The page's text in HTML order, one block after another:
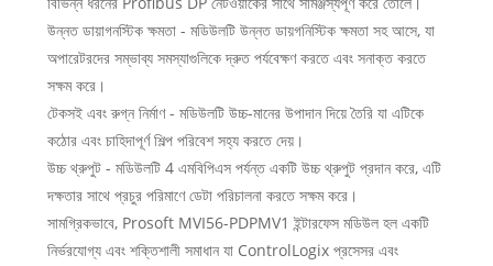
উন্নত ডায়াগনস্টিক ক্ষমতা - মডিউলটি উন্নত ডায়গনিস্টিক ক্ষমতা সহ আসে, যা
অপারেটরদের সম্ভাব্য সমস্যাগুলিকে দ্রুত পর্যবেক্ষণ করতে এবং সনাক্ত করতে
সক্ষম করে।
টেকসই এবং রুগ্ন নির্মাণ - মডিউলটি উচ্চ-মানের উপাদান দিয়ে তৈরি যা এটিকে
কঠোর এবং চাহিদাপূর্ণ শিল্প পরিবেশ সহ্য করতে দেয়।
উচ্চ থ্রুপুট - মডিউলটি 4 এমবিপিএস পর্যন্ত একটি উচ্চ থ্রুপুট প্রদান করে, এটি
দক্ষতার সাথে প্রচুর পরিমাণে ডেটা পরিচালনা করতে সক্ষম করে।
সামগ্রিকভাবে, Prosoft MVI56-PDPMV1 ইন্টারফেস মডিউল হল একটি
নির্ভরযোগ্য এবং শক্তিশালী সমাধান যা ControlLogix প্রসেসর এবং